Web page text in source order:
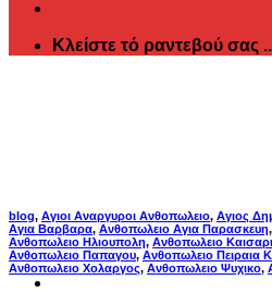
Κλείστε τό ραντεβού
blog, Αγιοι Αναργυροι Ανθοπωλειο, Αγιος
Αγια Βαρβαρα, Ανθοπωλειο Αγια Παρασκευη,
Ανθοπωλειο Ηλιουπολη, Ανθοπωλειο
Ανθοπωλειο Παπαγου, Ανθοπωλειο Πειραια
Ανθοπωλειο Χολαργος, Ανθοπωλειο Ψυχικο,